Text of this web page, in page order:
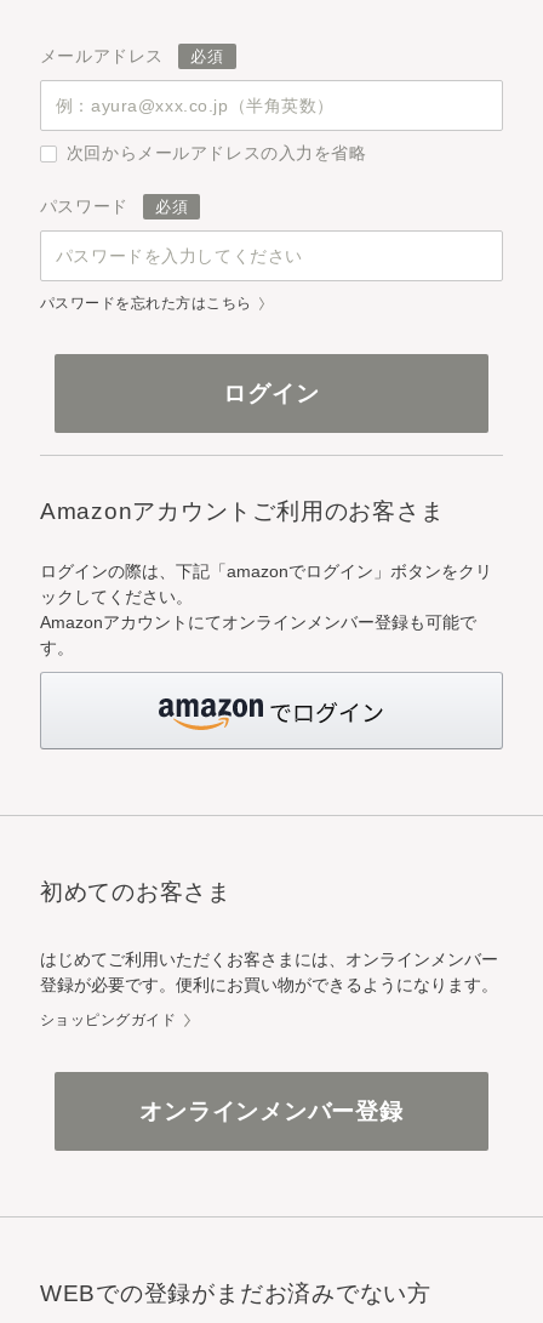
メールアドレス
次回からメールアドレスの入力を省略
パスワード
パスワードを忘れた方はこちら
Amazonアカウントご利用のお客さま
ログインの際は、下記「amazonでログイン」ボタンをクリ
ックしてください。
Amazonアカウントにてオンラインメンバー登録も可能で
す。
初めてのお客さま
はじめてご利用いただくお客さまには、オンラインメンバー
登録が必要です。便利にお買い物ができるようになります。
ショッピングガイド
オンラインメンバー登録
WEBでの登録がまだお済みでない方